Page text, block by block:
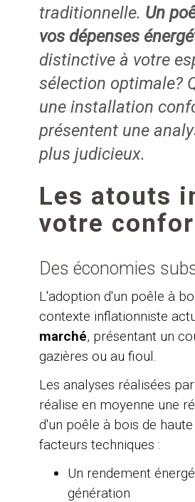
traditionnelle. Un
vos dépenses
distinctive à votre
sélection optimale?
une installation
présentent une
plus judicieux.
Les atouts
votre
Des économies
L'adoption d'un poêle à
contexte inflationniste
marché, présentant un
gazières ou au fioul.
Les analyses réalisées
réalise en moyenne une
d'un poêle à bois de
facteurs techniques :
Un rendement
génération